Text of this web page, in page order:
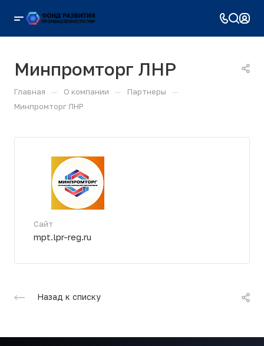
Минпромторг ЛНР
Главная — О компании — Партнеры —
Минпромторг ЛНР
Сайт
mpt.lpr-reg.ru
Назад к списку